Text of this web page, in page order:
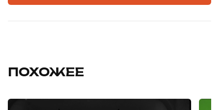
ПОХОЖЕЕ